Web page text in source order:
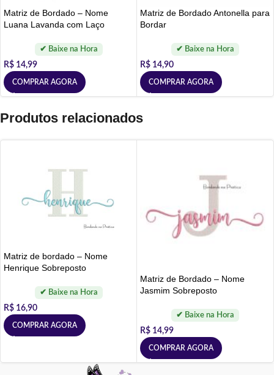
Matriz de Bordado – Nome
Luana Lavanda com Laço
R$ 14,99
COMPRAR AGORA
Matriz de Bordado Antonella para
Bordar
R$ 14,90
COMPRAR AGORA
Produtos relacionados
Matriz de bordado – Nome
Henrique Sobreposto
R$ 16,90
COMPRAR AGORA
Matriz de Bordado – Nome
Jasmim Sobreposto
R$ 14,99
COMPRAR AGORA